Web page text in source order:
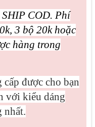
COD. Phí
3 bộ 20k hoặc
hàng trong
được cho bạn
với kiểu dáng
nhất.